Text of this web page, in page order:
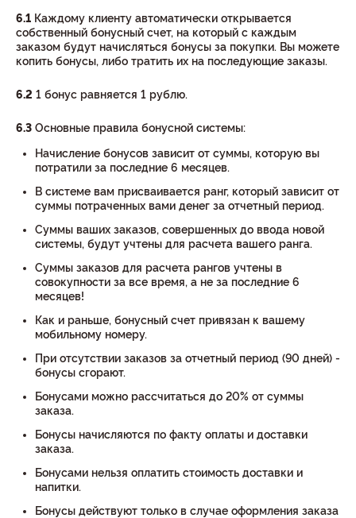
6.1 Каждому клиенту автоматически открывается
собственный бонусный счет, на который с каждым
заказом будут начисляться бонусы за покупки. Вы можете
копить бонусы, либо тратить их на последующие заказы.
6.2 1 бонус равняется 1 рублю.
6.3 Основные правила бонусной системы:
Начисление бонусов зависит от суммы, которую вы
потратили за последние 6 месяцев.
В системе вам присваивается ранг, который зависит от
суммы потраченных вами денег за отчетный период.
Суммы ваших заказов, совершенных до ввода новой
системы, будут учтены для расчета вашего ранга.
Суммы заказов для расчета рангов учтены в
совокупности за все время, а не за последние 6
месяцев!
Как и раньше, бонусный счет привязан к вашему
мобильному номеру.
При отсутствии заказов за отчетный период (90 дней) -
бонусы сгорают.
Бонусами можно рассчитаться до 20% от суммы
заказа.
Бонусы начисляются по факту оплаты и доставки
заказа.
Бонусами нельзя оплатить стоимость доставки и
напитки.
Бонусы действуют только в случае оформления заказа